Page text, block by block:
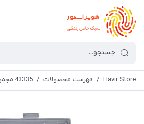
Havir Store
/ فهرست محصولات / 43335 مجموعه 40 عددی آچار بکس AIWA